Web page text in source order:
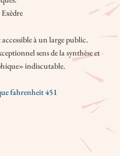
à un large public.
sens de la synthèse et
indiscutable.
fahrenheit 451